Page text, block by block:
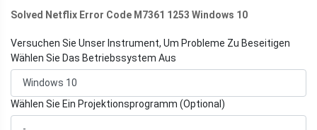
Solved Netflix Error Code M7361 1253 Windows 10
Versuchen Sie Unser Instrument, Um Probleme Zu Beseitigen
Wählen Sie Das Betriebssystem Aus
Wählen Sie Ein Projektionsprogramm (Optional)